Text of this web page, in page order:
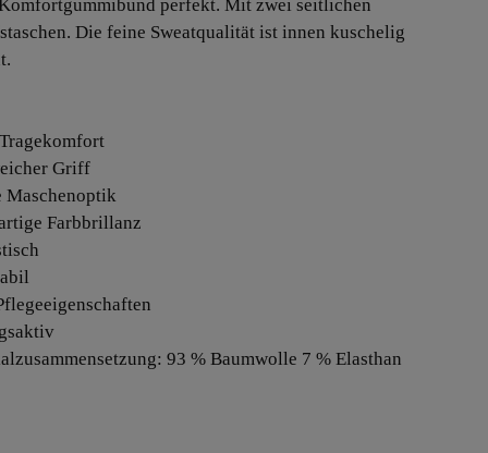
perfekt. Mit zwei seitlichen
Die feine Sweatqualität ist innen kuschelig
Griff
Maschenoptik
Farbbrillanz
93 % Baumwolle 7 % Elasthan